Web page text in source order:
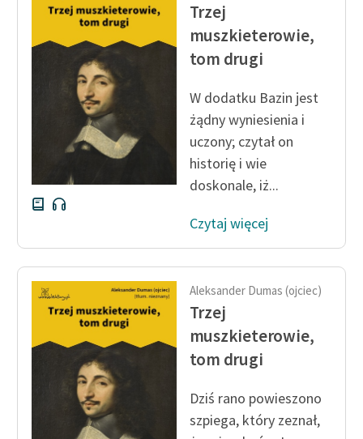
Ręce pełne poezji
Kolekcje edukacyjne
twórców przechodzących
do domeny publicznej,
lektur szkolnych oraz
Starego Testamentu
Odkurzamy bohaterów
Szkoła Poezji Wolnych
Lektur
O nas
Kontakt
O projekcie
Zespół
Zasady wykorzystania
Wolnych Lektur
Trzej
muszkieterowie,
tom drugi
W dodatku Bazin jest
żądny wyniesienia i
uczony; czytał on
historię i wie
doskonale, iż...
Czytaj więcej
Aleksander Dumas (ojciec)
Trzej
muszkieterowie,
tom drugi
Dziś rano powieszono
szpiega, który zeznał,